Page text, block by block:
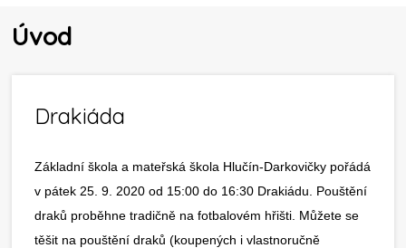
Úvod
Drakiáda
Základní škola a mateřská škola Hlučín-Darkovičky pořádá
v pátek 25. 9. 2020 od 15:00 do 16:30 Drakiádu. Pouštění
draků proběhne tradičně na fotbalovém hřišti. Můžete se
těšit na pouštění draků (koupených i vlastnoručně